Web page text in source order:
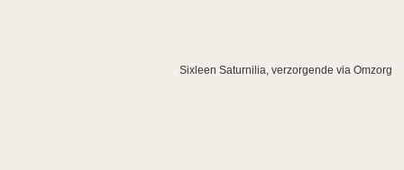
Sixleen Saturnilia, verzorgende via Omzorg